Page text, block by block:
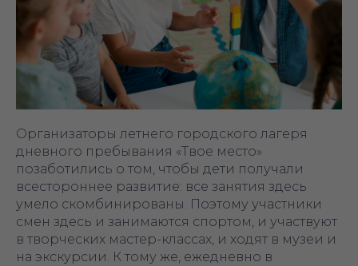
Организаторы летнего городского лагеря
дневного пребывания «‎Твое место»
позаботились о том, чтобы дети получали
всестороннее развитие: все занятия здесь
умело скомбинированы. Поэтому участники
смен здесь и занимаются спортом, и участвуют
в творческих мастер-классах, и ходят в музеи и
на экскурсии. К тому же, ежедневно в